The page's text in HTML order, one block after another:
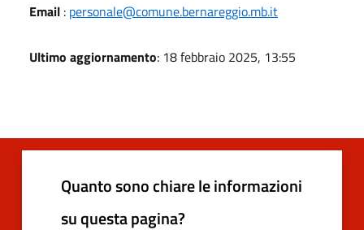
Email : personale@comune.bernareggio.mb.it
Ultimo aggiornamento: 18 febbraio 2025, 13:55
Quanto sono chiare le informazioni
su questa pagina?